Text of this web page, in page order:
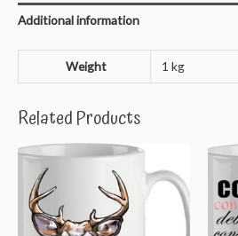
Additional information
Weight 1 kg
Related Products